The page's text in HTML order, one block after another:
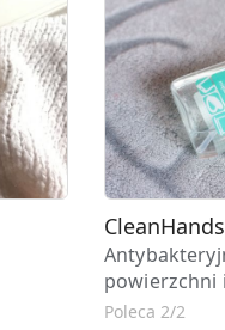
CleanHands
powierzchni
Poleca 2/2